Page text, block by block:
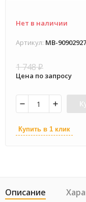
Нет в наличии
Артикул: MB-
1 748₽
Цена по запросу
Купить в 1 клик
Описание